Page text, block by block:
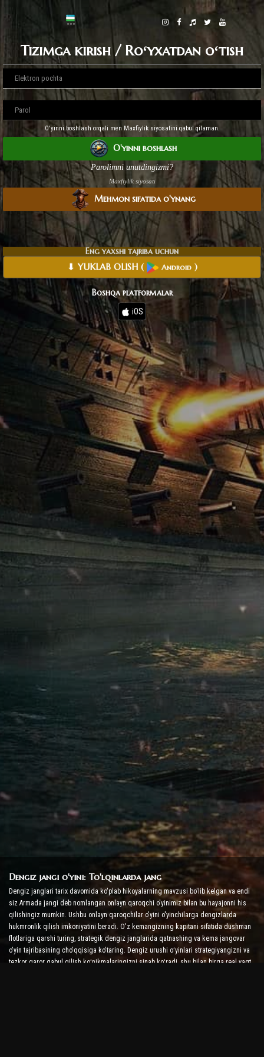
Tizimga kirish / Roʻyxatdan oʻtish
O'yinni boshlash orqali men Maxfiylik siyosatini qabul qilaman.
O'yinni boshlash
Parolimni unutdingizmi?
Maxfiylik siyosati
Mehmon sifatida o'ynang
Eng yaxshi tajriba uchun
⬇ YUKLAB OLISH ( Android)
Boshqa platformalar
iOS
Dengiz jangi o'yini: To'lqinlarda jang
Dengiz janglari tarix davomida ko'plab hikoyalarning mavzusi bo'lib kelgan va endi
siz Armada jangi deb nomlangan onlayn qaroqchi o'yinimiz bilan bu hayajonni his
qilishingiz mumkin. Ushbu onlayn qaroqchilar o'yini o'yinchilarga dengizlarda
hukmronlik qilish imkoniyatini beradi. O'z kemangizning kapitani sifatida dushman
flotlariga qarshi turing, strategik dengiz janglarida qatnashing va kema jangovar
o'yin tajribasining cho'qqisiga ko'taring. Dengiz urushi oʻyinlari strategiyangizni va
tezkor qaror qabul qilish koʻnikmalaringizni sinab koʻradi, shu bilan birga real vaqt